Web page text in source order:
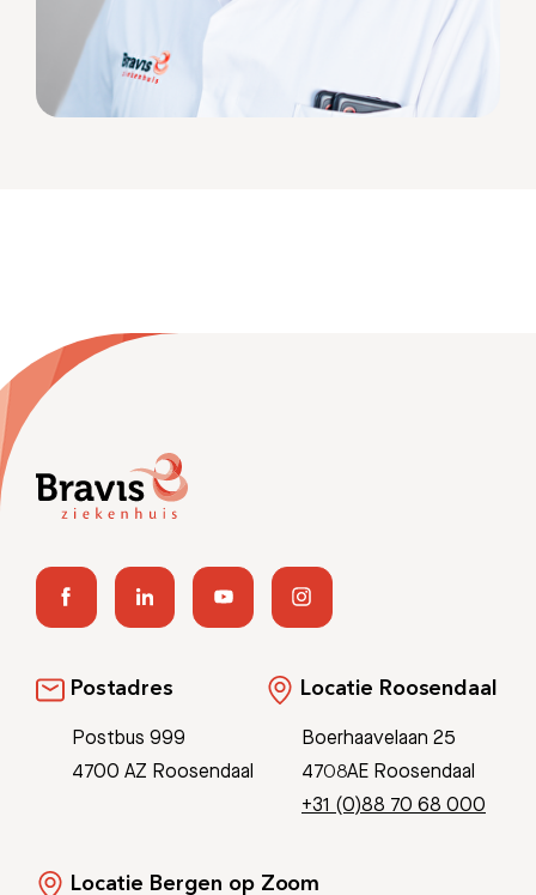
Postadres
Postbus 999
4700 AZ Roosendaal
Locatie Roosendaal
Boerhaavelaan 25
4708AE Roosendaal
+31 (0)88 70 68 000
Locatie Bergen op Zoom